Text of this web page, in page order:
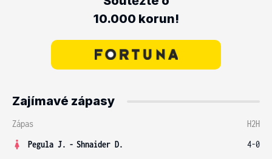
10.000 korun!
Zajímavé zápasy
Zápas
H2H
Pegula J. - Shnaider D.
4-0